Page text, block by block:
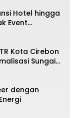
Hotel hingga
Event
Kota Cirebon
Sungai
dengan